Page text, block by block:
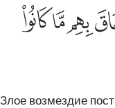
٣٤
يَسْتَهْزِءُونَ ٣٤
ﳐﳑﳒ
Злое возмездие